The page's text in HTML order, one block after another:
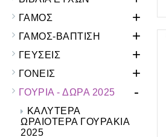
ΓΑΜΟΣ +
ΓΑΜΟΣ-ΒΑΠΤΙΣΗ +
ΓΕΥΣΕΙΣ +
ΓΟΝΕΙΣ +
ΓΟΥΡΙΑ - ΔΩΡΑ 2025 -
ΚΑΛΥΤΕΡΑ
ΩΡΑΙΟΤΕΡΑ ΓΟΥΡΑΚΙΑ
2025